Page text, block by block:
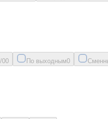
00 По выходным0